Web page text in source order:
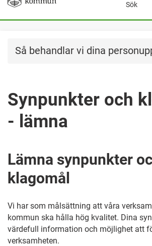
Sök
Så behandlar vi dina
Synpunkter och
- lämna
Lämna synpunkter
klagomål
Vi har som målsättning att våra
kommun ska hålla hög kvalitet. Dina
värdefull information och möjlighet att
verksamheten.